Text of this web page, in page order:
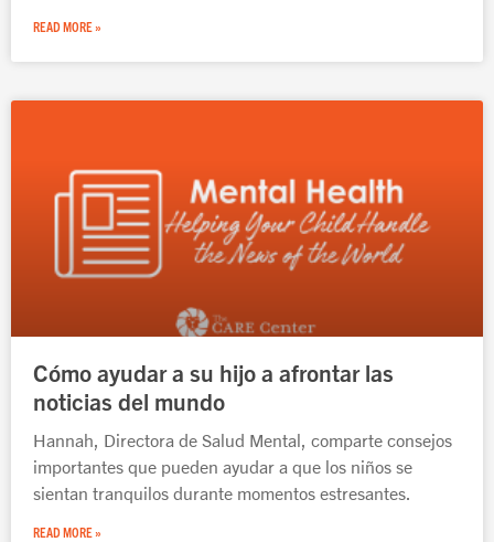
READ MORE »
Cómo ayudar a su hijo a afrontar las
noticias del mundo
Hannah, Directora de Salud Mental, comparte consejos
importantes que pueden ayudar a que los niños se
sientan tranquilos durante momentos estresantes.
READ MORE »